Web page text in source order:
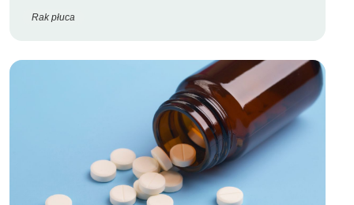
Rak płuca